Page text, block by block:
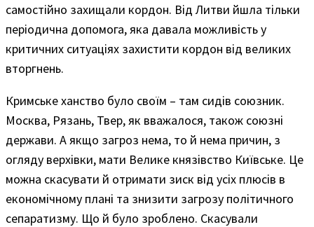
самостійно захищали кордон. Від Литви йшла тільки
періодична допомога, яка давала можливість у
критичних ситуаціях захистити кордон від великих
вторгнень.
Кримське ханство було своїм – там сидів союзник.
Москва, Рязань, Твер, як вважалося, також союзні
держави. А якщо загроз нема, то й нема причин, з
огляду верхівки, мати Велике князівство Київське. Це
можна скасувати й отримати зиск від усіх плюсів в
економічному плані та знизити загрозу політичного
сепаратизму. Що й було зроблено. Скасували